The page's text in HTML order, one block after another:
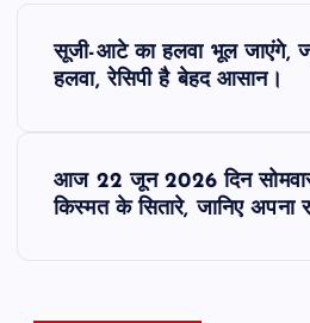
सूजी-आटे का हलवा भूल जाएंगे,
हलवा, रेसिपी है बेहद आसान।
आज 22 जून 2026 दिन
किस्मत के सितारे, जानिए अपना